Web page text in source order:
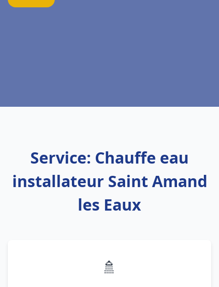
Service: Chauffe eau
installateur Saint Amand
les Eaux
🚿